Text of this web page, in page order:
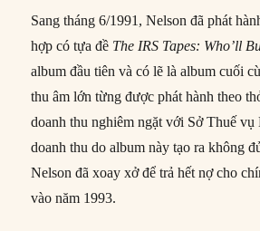
Sang tháng 6/1991, Nelson đã phát
hợp có tựa đề The IRS Tapes: Who’ll
album đầu tiên và có lẽ là album cuối
thu âm lớn từng được phát hành theo
doanh thu nghiêm ngặt với Sở Thuế
doanh thu do album này tạo ra không
Nelson đã xoay xở để trả hết nợ cho
vào năm 1993.